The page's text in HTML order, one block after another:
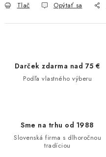
Tlač Opýtať sa
Darček zdarma nad 75 €
Podľa vlastného výberu
Sme na trhu od 1988
Slovenská firma s dlhoročnou
tradíciou